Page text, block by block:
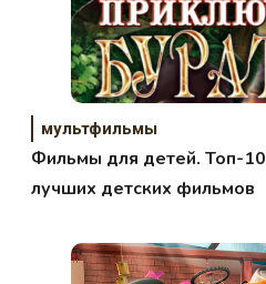
мультфильмы
Фильмы для детей. Топ-10
лучших детских фильмов